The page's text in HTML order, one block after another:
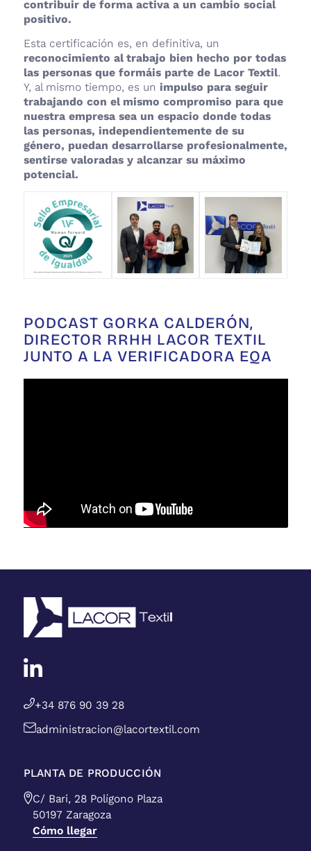
contribuir de forma activa a un cambio social
positivo.
Esta certificación es, en definitiva, un
reconocimiento al trabajo bien hecho por todas
las personas que formáis parte de Lacor Textil.
Y, al mismo tiempo, es un impulso para seguir
trabajando con el mismo compromiso para que
nuestra empresa sea un espacio donde todas
las personas, independientemente de su
género, puedan desarrollarse profesionalmente,
sentirse valoradas y alcanzar su máximo
potencial.
PODCAST GORKA CALDERÓN,
DIRECTOR RRHH LACOR TEXTIL
JUNTO A LA VERIFICADORA EQA
+34 876 90 39 28
administracion@lacortextil.com
PLANTA DE PRODUCCIÓN
C/ Bari, 28 Polígono Plaza
50197 Zaragoza
Cómo llegar